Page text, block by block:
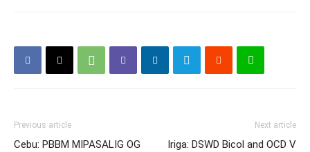
Previous article
Cebu: PBBM MIPASALIG OG
Next article
Iriga: DSWD Bicol and OCD V